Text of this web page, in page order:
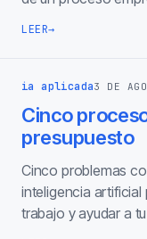
LEER→
ia aplicada3 DE
Cinco
presupuesto
Cinco problemas
inteligencia artificial
trabajo y ayudar a